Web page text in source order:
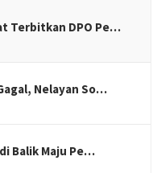
Terbitkan DPO Pe…
Nelayan So…
Balik Maju Pe…